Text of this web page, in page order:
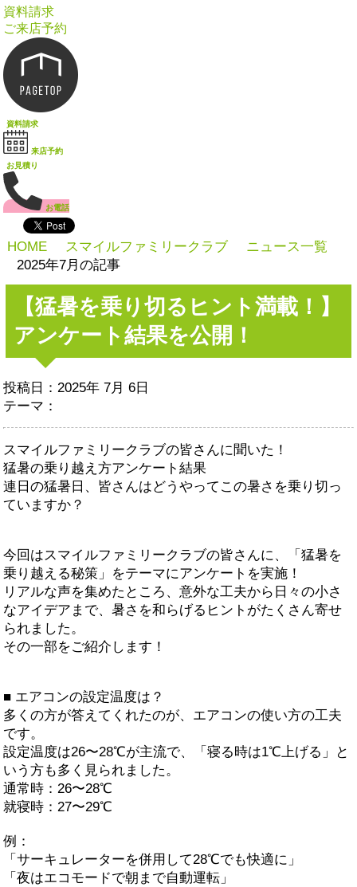
資料請求
ご来店予約
資料請求
来店予約
お見積り
お電話
HOME スマイルファミリークラブ
ニュース一覧
2025年7月の記事
【猛暑を乗り切るヒント満載！】
アンケート結果を公開！
投稿日：2025年 7月 6日
テーマ：
スマイルファミリークラブの皆さんに聞いた！
猛暑の乗り越え方アンケート結果
連日の猛暑日、皆さんはどうやってこの暑さを乗り切っ
ていますか？
今回はスマイルファミリークラブの皆さんに、「猛暑を
乗り越える秘策」をテーマにアンケートを実施！
リアルな声を集めたところ、意外な工夫から日々の小さ
なアイデアまで、暑さを和らげるヒントがたくさん寄せ
られました。
その一部をご紹介します！
■ エアコンの設定温度は？
多くの方が答えてくれたのが、エアコンの使い方の工夫
です。
設定温度は26〜28℃が主流で、「寝る時は1℃上げる」と
いう方も多く見られました。
通常時：26〜28℃
就寝時：27〜29℃
例：
「サーキュレーターを併用して28℃でも快適に」
「夜はエコモードで朝まで自動運転」